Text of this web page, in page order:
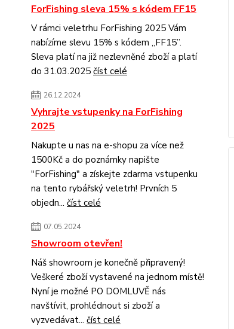
ForFishing sleva 15% s kódem FF15
V rámci veletrhu ForFishing 2025 Vám
nabízíme slevu 15% s kódem „FF15”.
Sleva platí na již nezlevněné zboží a platí
do 31.03.2025 číst celé
26.12.2024
Vyhrajte vstupenky na ForFishing
2025
Nakupte u nas na e-shopu za více než
1500Kč a do poznámky napište
"ForFishing" a získejte zdarma vstupenku
na tento rybářský veletrh! Prvních 5
objedn... číst celé
07.05.2024
Showroom otevřen!
Náš showroom je konečně připravený!
Veškeré zboží vystavené na jednom místě!
Nyní je možné PO DOMLUVĚ nás
navštívit, prohlédnout si zboží a
vyzvedávat... číst celé